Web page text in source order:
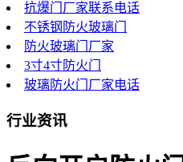
抗爆门厂家联系电话
不锈钢防火玻璃门
防火玻璃门厂家
3寸4寸防火门
玻璃防火门厂家电话
行业资讯